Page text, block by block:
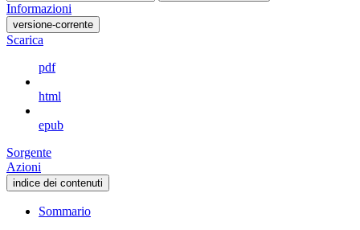
Informazioni
versione-corrente
Scarica
pdf
html
epub
Sorgente
Azioni
indice dei contenuti
Sommario